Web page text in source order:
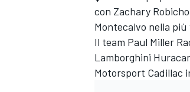
ENDURANCE/GT
con Zachary
Montecalvo nella più
Il team Paul Miller
Lamborghini
Motorsport Cadillac